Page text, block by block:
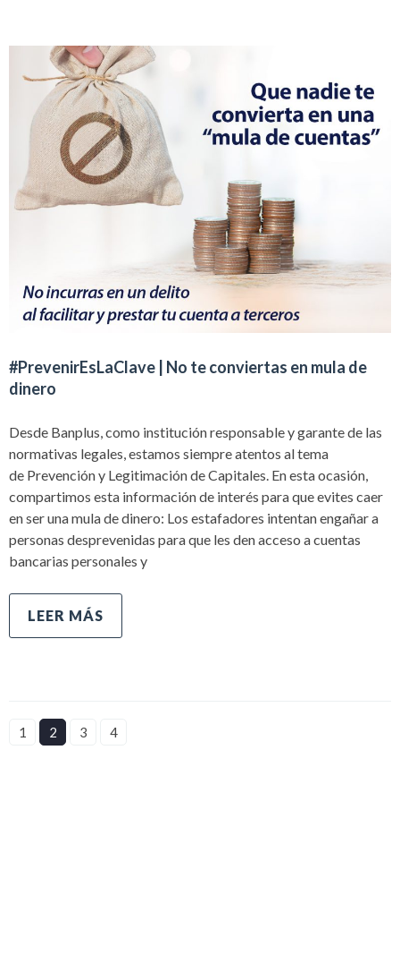
#PrevenirEsLaClave | No te conviertas en mula de
dinero
Desde Banplus, como institución responsable y garante de las
normativas legales, estamos siempre atentos al tema
de Prevención y Legitimación de Capitales. En esta ocasión,
compartimos esta información de interés para que evites caer
en ser una mula de dinero: Los estafadores intentan engañar a
personas desprevenidas para que les den acceso a cuentas
bancarias personales y
LEER MÁS
1 2 3 4